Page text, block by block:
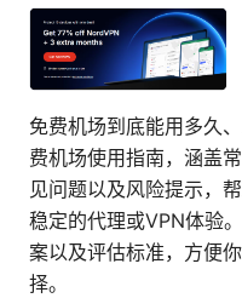
免费机场到底能用多久
费机场使用指南，涵盖
见问题以及风险提示，
稳定的代理或VPN体验
案以及评估标准，方便
择。